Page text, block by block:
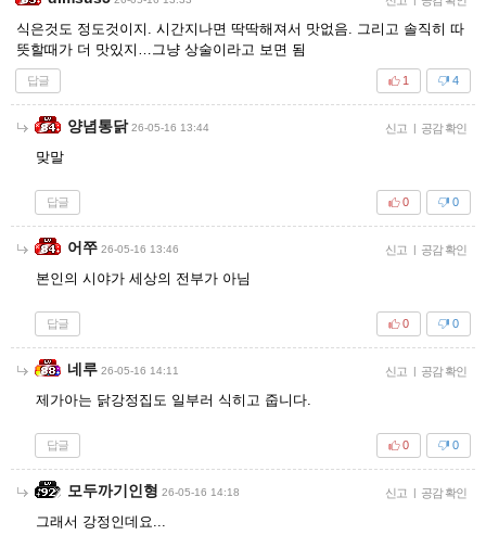
식은것도 정도것이지. 시간지나면 딱딱해져서 맛없음. 그리고 솔직히 따
뜻할때가 더 맛있지…그냥 상술이라고 보면 됨
답글 4
1
양념통닭 26-05-16 13:44 신고 | 공감 확인
맞말
답글 0
0
어쭈 26-05-16 13:46 신고 | 공감 확인
본인의 시야가 세상의 전부가 아님
답글 0
0
네루 26-05-16 14:11 신고 | 공감 확인
제가아는 닭강정집도 일부러 식히고 줍니다.
답글 0
0
모두까기인형 26-05-16 14:18 신고 | 공감 확인
그래서 강정인데요...